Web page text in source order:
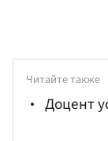
Читайте также
Доцент